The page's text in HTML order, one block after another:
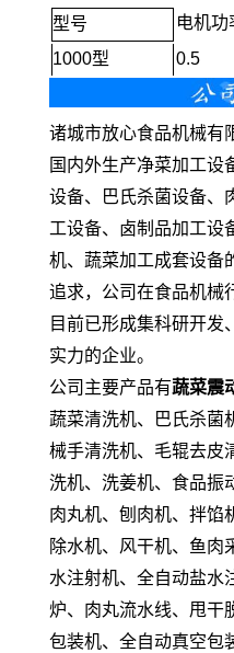
型号
电机功
1000型
0.5
诸城市放心食品机械有
国内外生产净菜加工设
设备、巴氏杀菌设备、
工设备、卤制品加工设
机、蔬菜加工成套设备
追求，公司在食品机械
目前已形成集科研开发
实力的企业。
公司主要产品有蔬菜震
蔬菜清洗机、巴氏杀菌
械手清洗机、毛辊去皮
洗机、洗姜机、食品振
肉丸机、刨肉机、拌馅
除水机、风干机、鱼肉
水注射机、全自动盐水
炉、肉丸流水线、甩干
包装机、全自动真空包